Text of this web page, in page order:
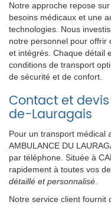
Notre approche repose
besoins médicaux et une
technologies. Nous
notre personnel pour offrir
et intégrés. Chaque détail
conditions de transport
de sécurité et de confort.
Contact et
de-Lauragais
Pour un transport médical
AMBULANCE DU
par téléphone. Située à
rapidement à toutes vos
détaillé et personnalisé.
Notre service client fournit